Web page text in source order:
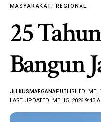
MASYARAKAT REGIONAL
25
Bangun
LAST UPDATED: MEI 15, 2026 9:43
JH KUSMARGANAPUBLISHED: MEI